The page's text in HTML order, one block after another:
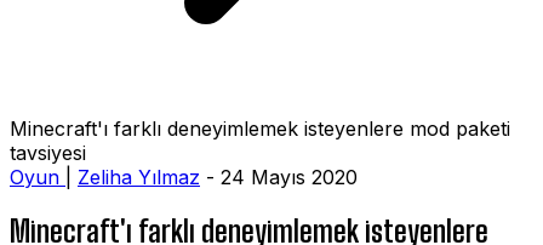
Minecraft'ı farklı deneyimlemek isteyenlere mod paketi
tavsiyesi
Oyun
Zeliha Yılmaz - 24 Mayıs 2020
Minecraft'ı farklı deneyimlemek isteyenlere